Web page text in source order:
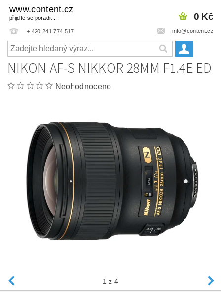
www.content.cz
přijďte se poradit ...
+ 420 241 774 517 info@content.cz
0 Kč
NIKON AF-S NIKKOR 28MM F1.4E ED
Neohodnoceno
1 z 4